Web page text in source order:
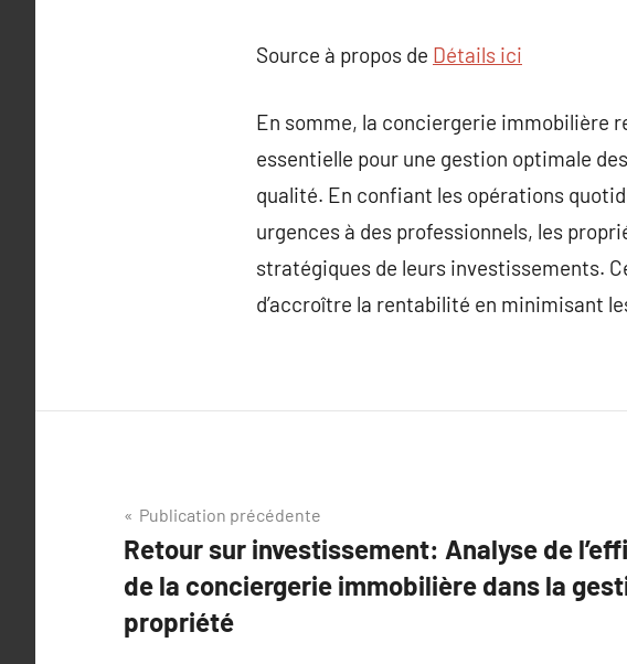
Source à propos de Détails ici
En somme, la conciergerie immobilière
essentielle pour une gestion optimale
qualité. En confiant les opérations
urgences à des professionnels, les
stratégiques de leurs investissements.
d’accroître la rentabilité en minimisant
Navigation
de
l’article
Publication précédente
Retour sur investissement: Analyse de
de la conciergerie immobilière dans la
propriété